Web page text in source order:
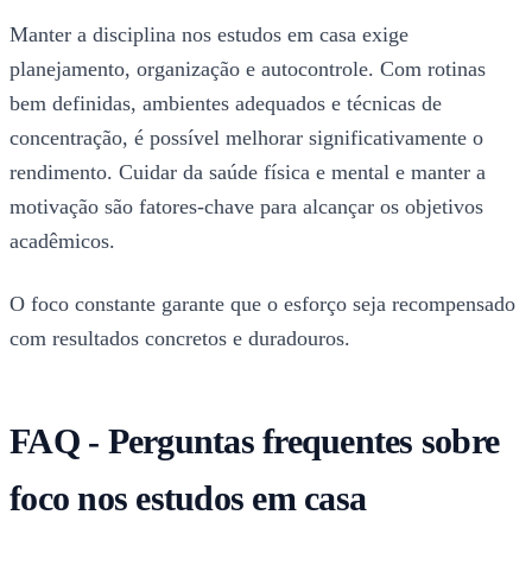
Manter a disciplina nos estudos em casa exige
planejamento, organização e autocontrole. Com rotinas
bem definidas, ambientes adequados e técnicas de
concentração, é possível melhorar significativamente o
rendimento. Cuidar da saúde física e mental e manter a
motivação são fatores-chave para alcançar os objetivos
acadêmicos.
O foco constante garante que o esforço seja recompensado
com resultados concretos e duradouros.
FAQ - Perguntas frequentes sobre
foco nos estudos em casa